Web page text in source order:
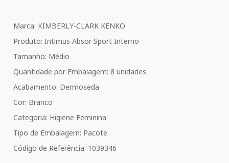
Marca: KIMBERLY-CLARK KENKO
Produto: Intimus Absor Sport Interno
Tamanho: Médio
Quantidade por Embalagem: 8 unidades
Acabamento: Dermoseda
Cor: Branco
Categoria: Higiene Feminina
Tipo de Embalagem: Pacote
Código de Referência: 1039346